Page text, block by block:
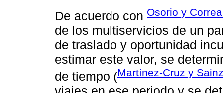
De acuerdo con Osorio y
de los multiservicios de un
de traslado y oportunidad
estimar este valor, se
de tiempo (Martínez-Cruz y